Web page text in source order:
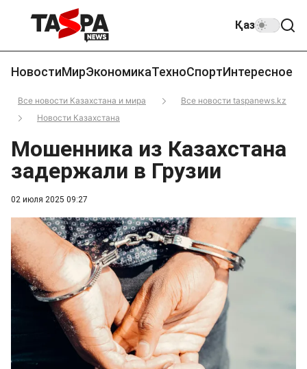
Қаз
НовостиМирЭкономикаТехноСпортИнтересное
Все новости Казахстана и мира
Все новости taspanews.kz
Новости Казахстана
02 июля 2025 09:27
Мошенника из Казахстана
задержали в Грузии